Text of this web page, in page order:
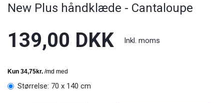
New Plus håndklæde - Cantaloupe
139,00 DKK Inkl. moms
Størrelse: 70 x 140 cm